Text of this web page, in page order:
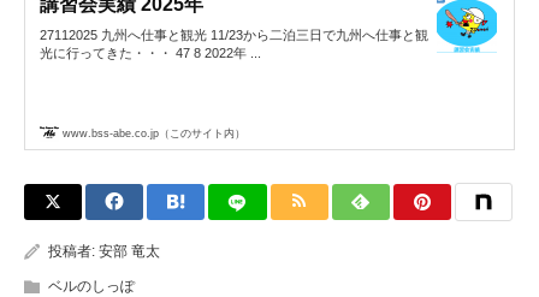
講習会実績 2025年
27112025 九州へ仕事と観光 11/23から二泊三日で九州へ仕事と観
光に行ってきた・・・ 47 8 2022年 ...
www.bss-abe.co.jp（このサイト内）
投稿者: 安部 竜太
ベルのしっぽ